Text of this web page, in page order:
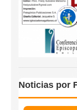
Noticias por